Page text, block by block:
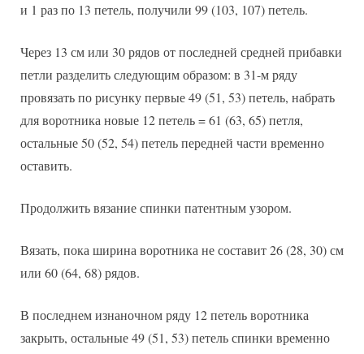
и 1 раз по 13 петель, получили 99 (103, 107) петель.
Через 13 см или 30 рядов от последней средней прибавки
петли разделить следующим образом: в 31-м ряду
провязать по рисунку первые 49 (51, 53) петель, набрать
для воротника новые 12 петель = 61 (63, 65) петля,
остальные 50 (52, 54) петель передней части временно
оставить.
Продолжить вязание спинки патентным узором.
Вязать, пока ширина воротника не составит 26 (28, 30) см
или 60 (64, 68) рядов.
В последнем изнаночном ряду 12 петель воротника
закрыть, остальные 49 (51, 53) петель спинки временно